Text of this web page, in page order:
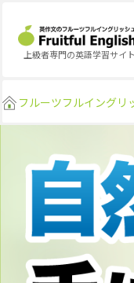
上級者専門の英語学習サイト
フルーツフルイングリ